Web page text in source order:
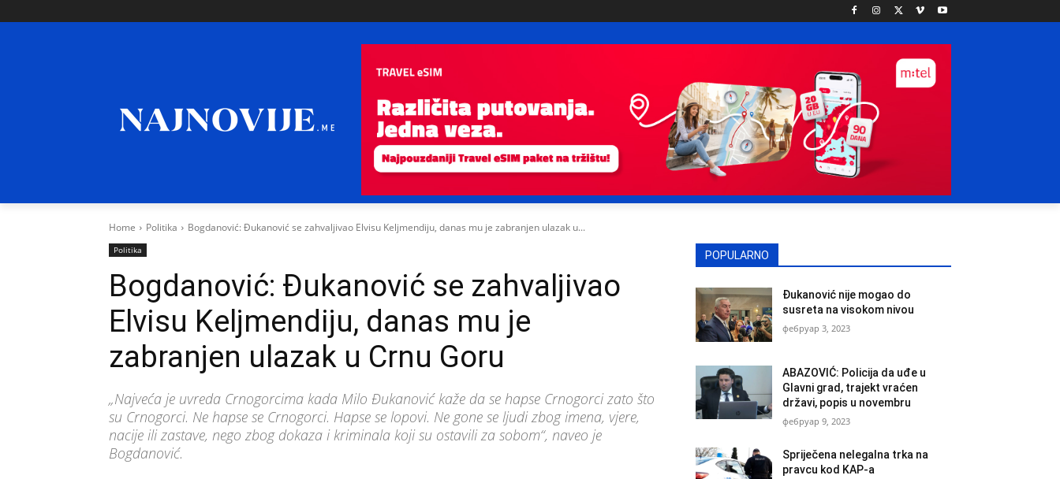
Home Politika Bogdanović: Đukanović se zahvaljivao Elvisu Keljmendiju, danas mu je zabranjen ulazak u...
Politika
Bogdanović: Đukanović se zahvaljivao
Elvisu Keljmendiju, danas mu je
zabranjen ulazak u Crnu Goru
„Najveća je uvreda Crnogorcima kada Milo Đukanović kaže da se hapse Crnogorci zato što
su Crnogorci. Ne hapse se Crnogorci. Hapse se lopovi. Ne gone se ljudi zbog imena, vjere,
nacije ili zastave, nego zbog dokaza i kriminala koji su ostavili za sobom“, naveo je
Bogdanović.
POPULARNO
Đukanović nije mogao do
susreta na visokom nivou
фебруар 3, 2023
ABAZOVIĆ: Policija da uđe u
Glavni grad, trajekt vraćen
državi, popis u novembru
фебруар 9, 2023
Spriječena nelegalna trka na
pravcu kod KAP-a